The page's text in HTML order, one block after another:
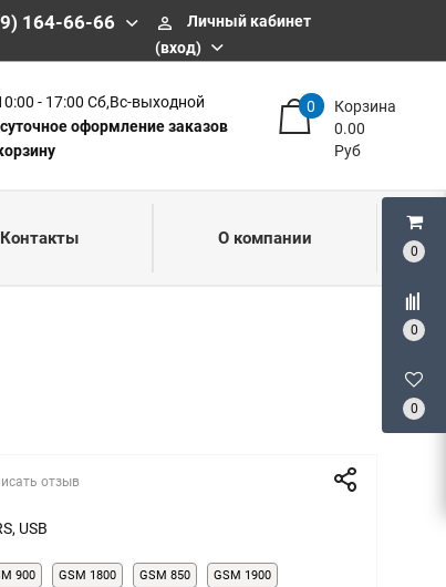
0
0
0
164-66-66 perm_identity
Личный кабинет
(вход)
- 17:00 Сб,Вс-выходной
оформление заказов
Корзина
0
0.00
Руб
Контакты О компании
отзыв
USB
900 GSM 1800 GSM 850 GSM 1900